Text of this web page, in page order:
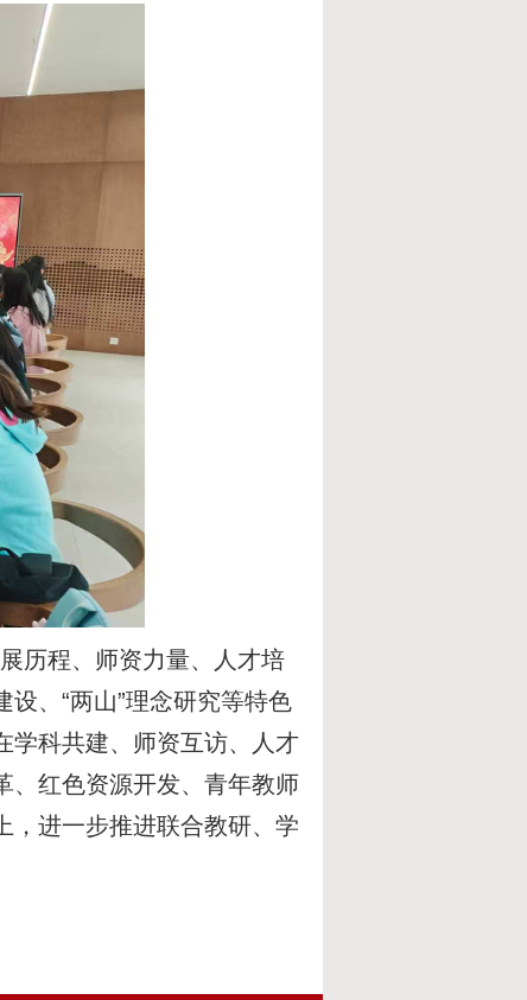
历程、师资力量、人才培
、“两山”理念研究等特色
学科共建、师资互访、人才
、红色资源开发、青年教师
，进一步推进联合教研、学